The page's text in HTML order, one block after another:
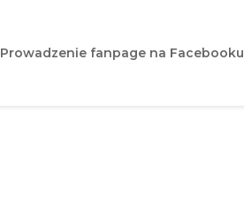
Prowadzenie fanpage na Facebooku